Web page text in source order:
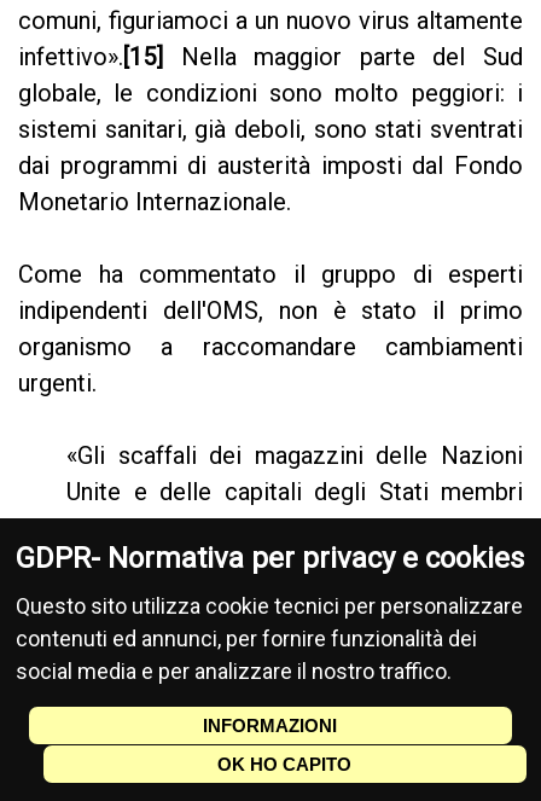
comuni, figuriamoci a un nuovo virus altamente
infettivo».[15]
Nella maggior parte del Sud
globale, le condizioni sono molto peggiori: i
sistemi sanitari, già deboli, sono stati sventrati
dai programmi di austerità imposti dal Fondo
Monetario Internazionale.
Come ha commentato il gruppo di esperti
indipendenti dell'OMS, non è stato il primo
organismo a raccomandare cambiamenti
urgenti.
«Gli scaffali dei magazzini delle Nazioni
Unite e delle capitali degli Stati membri
sono pieni di rapporti di precedenti
revisioni e valutazioni che avrebbero
potuto mitigare la crisi sociale ed
economica globale in cui ci troviamo.
Sono rimasti ignorati per troppo tempo».
[16]
Ora abbiamo un altro piano che prevede ampi
GDPR- Normativa per privacy e cookies
Questo sito utilizza cookie tecnici per personalizzare
contenuti ed annunci, per fornire funzionalità dei
social media e per analizzare il nostro traffico.
INFORMAZIONI
OK HO CAPITO